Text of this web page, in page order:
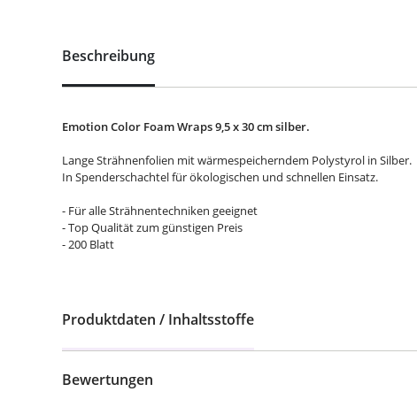
Beschreibung
Emotion Color Foam Wraps 9,5 x 30 cm silber.
Lange Strähnenfolien mit wärmespeicherndem Polystyrol in Silber.
In Spenderschachtel für ökologischen und schnellen Einsatz.
- Für alle Strähnentechniken geeignet
- Top Qualität zum günstigen Preis
- 200 Blatt
Produktdaten / Inhaltsstoffe
Bewertungen